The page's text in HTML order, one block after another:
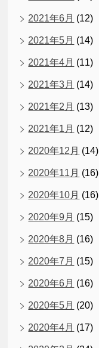
2021年6月 (12)
2021年5月 (14)
2021年4月 (11)
2021年3月 (14)
2021年2月 (13)
2021年1月 (12)
2020年12月 (14)
2020年11月 (16)
2020年10月 (16)
2020年9月 (15)
2020年8月 (16)
2020年7月 (15)
2020年6月 (16)
2020年5月 (20)
2020年4月 (17)